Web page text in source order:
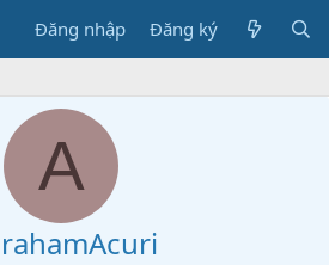
Đăng nhập Đăng ký
A